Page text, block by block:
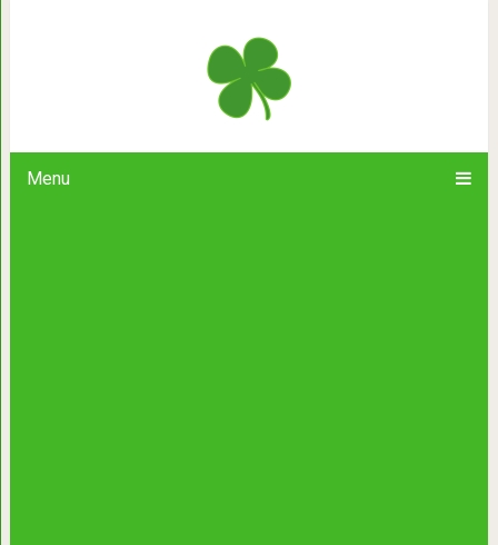
Menu
15 фотографий, доказывающих,